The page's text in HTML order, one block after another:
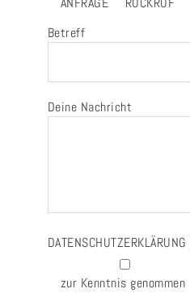
Betreff
Deine Nachricht
DATENSCHUTZERKLÄRUNG
zur Kenntnis genommen